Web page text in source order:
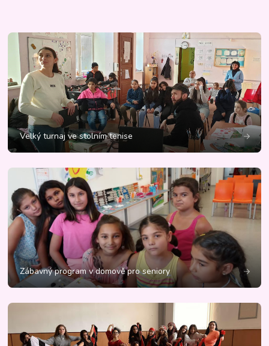
Velký turnaj ve stolním tenise
Zábavný program v domově pro seniory